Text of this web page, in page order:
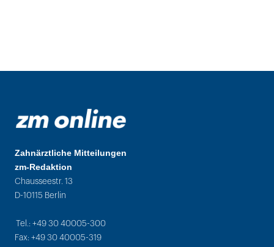
Zahnärztliche Mitteilungen
zm-Redaktion
Chausseestr. 13
D-10115 Berlin
Tel.: +49 30 40005-300
Fax: +49 30 40005-319